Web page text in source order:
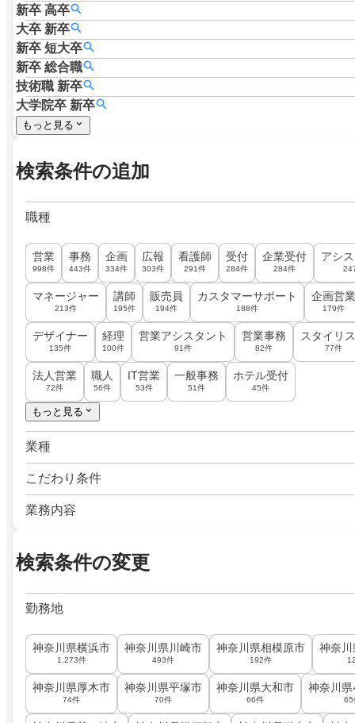
新卒 高卒
大卒 新卒
新卒 短大卒
新卒 総合職
技術職 新卒
大学院卒 新卒
もっと見る
検索条件の追加
職種
営業
998件
事務
443件
企画
334件
広報
303件
看護師
291件
受付
284件
企業受付
284件
アシ
マネージャー
213件
講師
195件
販売員
194件
カスタマーサポート
188件
企画営業
179件
デザイナー
135件
経理
100件
営業アシスタント
91件
営業事務
82件
スタイリ
77件
法人営業
72件
職人
56件
IT営業
53件
一般事務
51件
ホテル受付
45件
もっと見る
業種
こだわり条件
業務内容
検索条件の変更
勤務地
神奈川県横浜市
1,273件
神奈川県川崎市
493件
神奈川県相模原市
192件
神奈
神奈川県厚木市
74件
神奈川県平塚市
70件
神奈川県大和市
66件
神奈川
65